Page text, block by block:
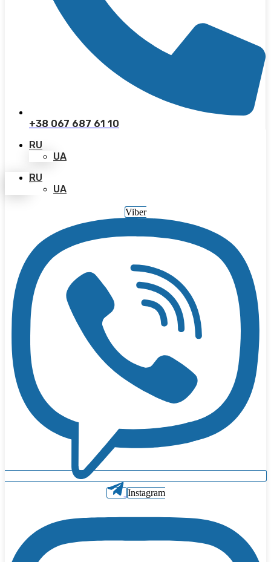
+38 067 687 61 10
RU
UA
RU
UA
Viber
Instagram